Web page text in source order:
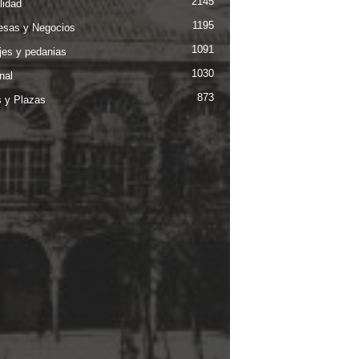
y Negocios 1195
y pedanias 1091
1030
y Plazas 873